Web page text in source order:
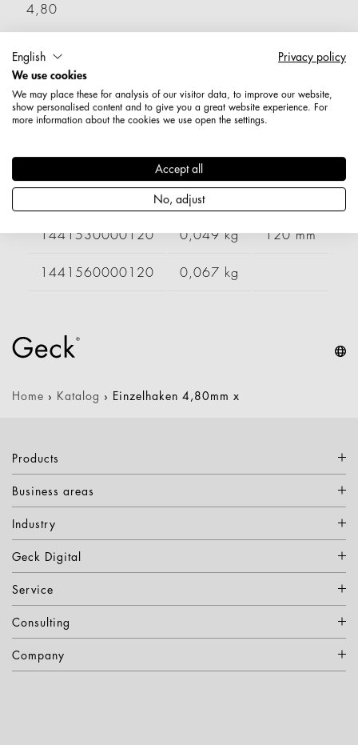
4,80
Länge: 200 mm
Durchmesser / Stärke: 4,8 mm
Nettogewicht: 0,060 kg
Gewicht
1441530000120 0,049 kg 120 mm
1441560000120 0,067 kg
Home › Katalog › Einzelhaken 4,80mm x
Products
Business areas
Industry
Geck Digital
Service
Consulting
Company
English
Privacy policy
We use cookies
We may place these for analysis of our visitor data, to improve our website,
show personalised content and to give you a great website experience. For
more information about the cookies we use open the settings.
Accept all
No, adjust